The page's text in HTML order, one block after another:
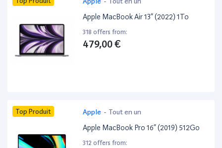
Apple MacBook Air 13” (2022) 1To
318 offers from:
479,00 €
Top Produit Apple - Tout en un
Apple MacBook Pro 16” (2019) 512Go
312 offers from: